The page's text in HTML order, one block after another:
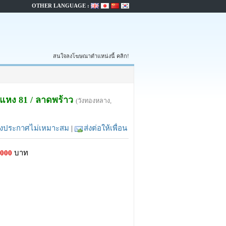
สนใจลงโฆษณาตำแหน่งนี้ คลิก!
OTHER LANGUAGE :
หง 81 / ลาดพร้าว (วังทองหลาง,
ประกาศไม่เหมาะสม | ส่งต่อให้เพื่อน
บาท